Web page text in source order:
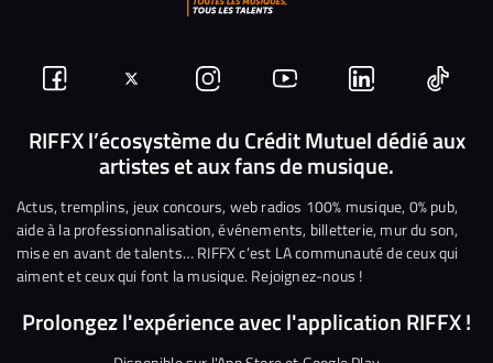
Suivez-
nous
Facebook
Suivez-
nous
sur
Twitter
Nous
rejoindre
sur
Instagram
Nous
rejoindre
sur
YouTube
Nous
rejoindre
sur
Linkedin
Nous
RIFFX l’écosystème du Crédit Mutuel dédié aux
artistes et aux fans de musique.
Actus, tremplins, jeux concours, web radios 100% musique, 0% pub,
aide à la professionnalisation, événements, billetterie, mur du son,
mise en avant de talents… RIFFX c’est LA communauté de ceux qui
aiment et ceux qui font la musique. Rejoignez-nous !
Prolongez l'expérience avec l'application RIFFX !